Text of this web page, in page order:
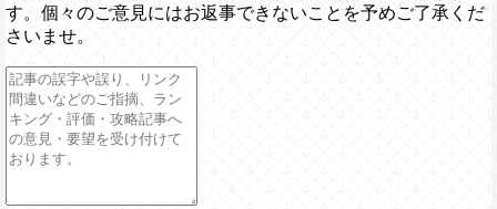
す。個々のご意見にはお返事できないことを予めご了承くだ
さいませ。